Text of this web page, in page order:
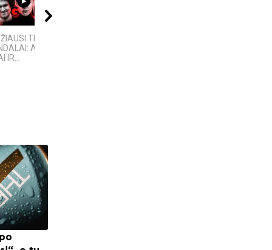
10:24
TECH
AFEROS,
IR...